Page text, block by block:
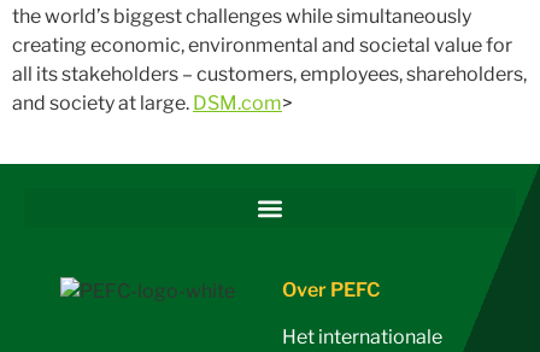
the world’s biggest challenges while simultaneously
creating economic, environmental and societal value for
all its stakeholders – customers, employees, shareholders,
and society at large. DSM.com>
Over PEFC
Het internationale